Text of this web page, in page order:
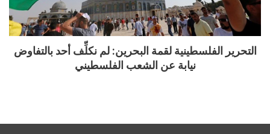
التحرير الفلسطينية لقمة البحرين: لم نكلِّف أحد بالتفاوض
نيابة عن الشعب الفلسطيني